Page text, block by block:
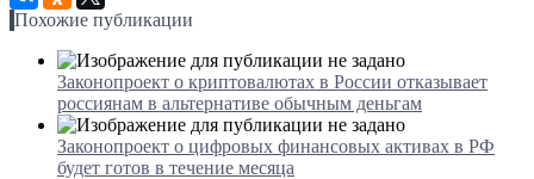
Похожие публикации
Законопроект о криптовалютах в России отказывает
россиянам в альтернативе обычным деньгам
Законопроект о цифровых финансовых активах в РФ
будет готов в течение месяца